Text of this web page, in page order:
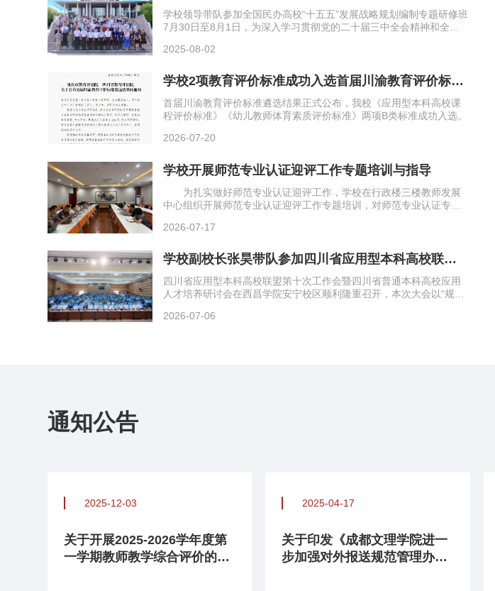
划编制专题研...
学校领导带队参加全国民办高校“十五五”发展战略规划编制专题研修班
7月30日至8月1日，为深入学习贯彻党的二十届三中全会精神和全国
2025-08-02
学校2项教育评价标准成功入选首届川渝教育评价标准
库
首届川渝教育评价标准遴选结果正式公布，我校《应用型本科高校课
程评价标准》《幼儿教师体育素质评价标准》两项B类标准成功入选。
2026-07-20
学校开展师范专业认证迎评工作专题培训与指导
为扎实做好师范专业认证迎评工作，学校在行政楼三楼教师发展
中心组织开展师范专业认证迎评工作专题培训，对师范专业认证专家
2026-07-17
学校副校长张昊带队参加四川省应用型本科高校联盟
第十次工作会暨...
四川省应用型本科高校联盟第十次工作会暨四川省普通本科高校应用
人才培养研讨会在西昌学院安宁校区顺利隆重召开，本次大会以“规划
2026-07-06
学校领导带队参加全国民办高校“十五五”发展战略规划编制专题研...
学校领导带队参加全国民办高校“十五五”发展战略规划编制专题研修班7月30日至8月1日，为
深入学习贯彻党的二十届三中全会精神和全国教育大会精神。
通知公告
2025-12-03
关于开展2025-2026学年度第
一学期教师教学综合评价的通
2025-04-17
关于印发《成都文理学院进一
步加强对外报送规范管理办法